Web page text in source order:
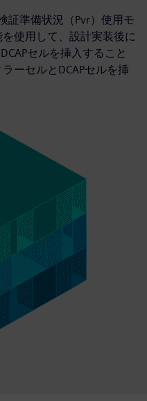
証準備状況（Pvr）使用モ
使用して、設計実装後に
セルを挿入すること
ーセルとDCAPセルを挿